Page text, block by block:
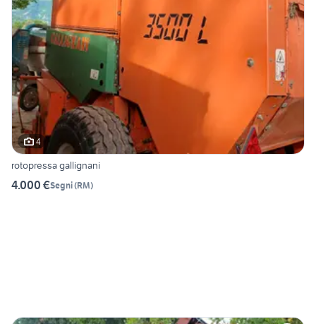
4
rotopressa gallignani
4.000 €Segni(RM)